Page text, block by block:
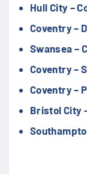
Hull City –
Coventry –
Swansea –
Coventry –
Coventry –
Bristol City